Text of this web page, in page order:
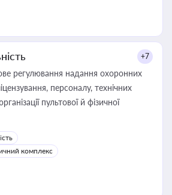
+7
регулювання надання охоронних
персоналу, технічних
пультової й фізичної
комплекс